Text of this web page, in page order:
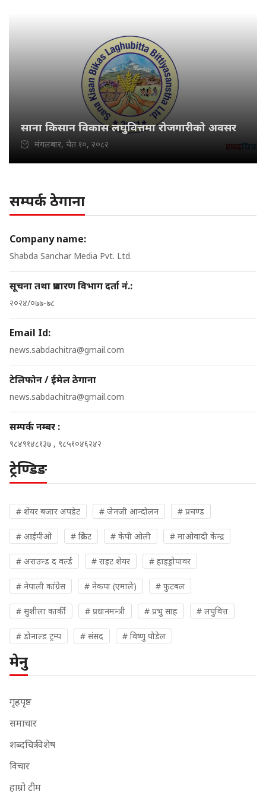
साना किसान विकास लघुवित्तमा रोजगारीको अवसर
मंगलबार, चैत १०, २०८२
सम्पर्क ठेगाना
Company name:
Shabda Sanchar Media Pvt. Ltd.
सूचना तथा प्रशारण विभाग दर्ता नं.:
२०२४/०७७-७८
Email Id:
news.sabdachitra@gmail.com
टेलिफोन / ईमेल ठेगाना
news.sabdachitra@gmail.com
सम्पर्क नम्बर :
९८४९१४८१३७ , ९८५१०४६२४२
ट्रेण्डिङ
# शेयर बजार अपडेट # जेनजी आन्दोलन # प्रचण्ड
# आईपीओ # क्रिकेट # केपी ओली # माओवादी केन्द्र
# अराउन्ड द वर्ल्ड # राइट शेयर # हाइड्रोपावर
# नेपाली कांग्रेस # नेकपा (एमाले) # फुटबल
# सुशीला कार्की # प्रधानमन्त्री # प्रभु साह # लघुवित्त
# डोनाल्ड ट्रम्प # संसद # विष्णु पौडेल
मेनु
गृहपृष्ठ
समाचार
शब्दचित्र विशेष
विचार
हाम्रो टीम